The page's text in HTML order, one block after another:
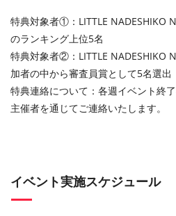
特典対象者①：LITTLE NADESHIKO
のランキング上位5名
特典対象者②：LITTLE NADESHIKO
加者の中から審査員賞として5名選出
特典連絡について：各週イベント終
主催者を通じてご連絡いたします。
イベント実施スケジュール